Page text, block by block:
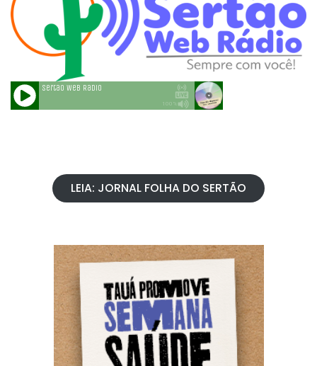
LEIA: JORNAL FOLHA DO SERTÃO